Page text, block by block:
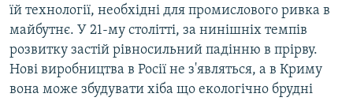
їй технології, необхідні для промислового ривка в
майбутнє. У 21-му столітті, за нинішніх темпів
розвитку застій рівносильний падінню в прірву.
Нові виробництва в Росії не з'являться, а в Криму
вона може збудувати хіба що екологічно брудні